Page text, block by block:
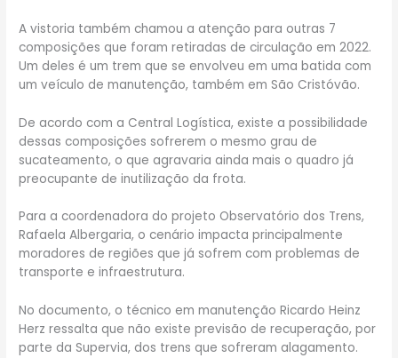
A vistoria também chamou a atenção para outras 7
composições que foram retiradas de circulação em 2022.
Um deles é um trem que se envolveu em uma batida com
um veículo de manutenção, também em São Cristóvão.
De acordo com a Central Logística, existe a possibilidade
dessas composições sofrerem o mesmo grau de
sucateamento, o que agravaria ainda mais o quadro já
preocupante de inutilização da frota.
Para a coordenadora do projeto Observatório dos Trens,
Rafaela Albergaria, o cenário impacta principalmente
moradores de regiões que já sofrem com problemas de
transporte e infraestrutura.
No documento, o técnico em manutenção Ricardo Heinz
Herz ressalta que não existe previsão de recuperação, por
parte da Supervia, dos trens que sofreram alagamento.